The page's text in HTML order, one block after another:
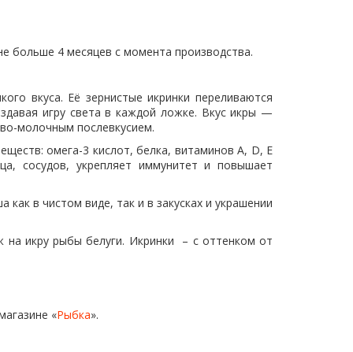
больше 4 месяцев с момента производства.
вкуса. Её зернистые икринки переливаются
игру света в каждой ложке. Вкус икры —
молочным послевкусием.
омега-3 кислот, белка, витаминов A, D, E
сосудов, укрепляет иммунитет и повышает
в чистом виде, так и в закусках и украшении
икру рыбы белуги. Икринки – с оттенком от
«Рыбка».